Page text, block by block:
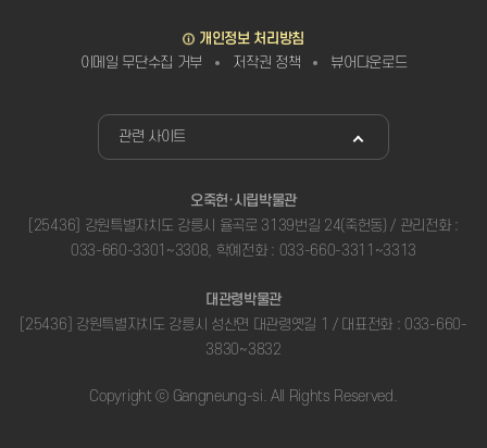
개인정보 처리방침
이메일 무단수집 거부
저작권 정책 뷰어다운로드
관련 사이트
오죽헌·시립박물관
[25436] 강원특별자치도 강릉시 율곡로 3139번길 24(죽헌동) / 관리전화 :
033-660-3301~3308, 학예전화 : 033-660-3311~3313
대관령박물관
[25436] 강원특별자치도 강릉시 성산면 대관령옛길 1 / 대표전화 : 033-660-
3830~3832
Copyright ⓒ Gangneung-si. All Rights Reserved.